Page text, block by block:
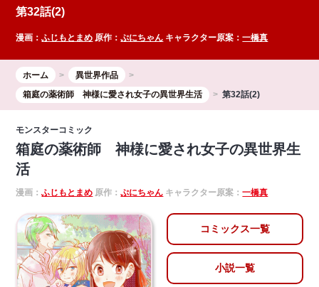
第32話(2)
漫画：ふじもとまめ 原作：ぷにちゃん キャラクター原案：一橋真
ホーム
異世界作品
箱庭の薬術師 神様に愛され女子の異世界生活
第32話(2)
モンスターコミック
箱庭の薬術師 神様に愛され女子の異世界生
活
漫画：ふじもとまめ 原作：ぷにちゃん キャラクター原案：一橋真
コミックス一覧
小説一覧